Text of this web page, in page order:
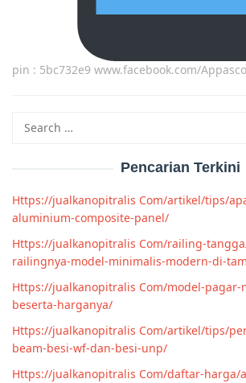
pin : 5bc732e9 www.facebook.com/
Pencarian Terkini
Https://jualkanopitralis Com/artikel/tips/
aluminium-composite-panel/
Https://jualkanopitralis Com/railing-
railingnya-model-minimalis-modern-di-
Https://jualkanopitralis Com/model-
beserta-harganya/
Https://jualkanopitralis Com/artikel/tips/
beam-besi-wf-dan-besi-unp/
Https://jualkanopitralis Com/daftar-harga/